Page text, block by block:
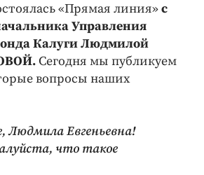
бизнес
«Прямая линия»с
Управления
Калуги Людмилой
Сегодня мы публикуем
вопросы наших
Людмила Евгеньевна!
что такое